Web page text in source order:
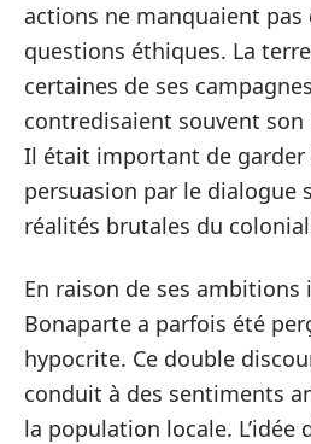
actions ne manquaient pas
questions éthiques. La
certaines de ses
contredisaient souvent son
Il était important de garder
persuasion par le dialogue
réalités brutales du
En raison de ses ambitions
Bonaparte a parfois été
hypocrite. Ce double
conduit à des sentiments
la population locale. L’idée